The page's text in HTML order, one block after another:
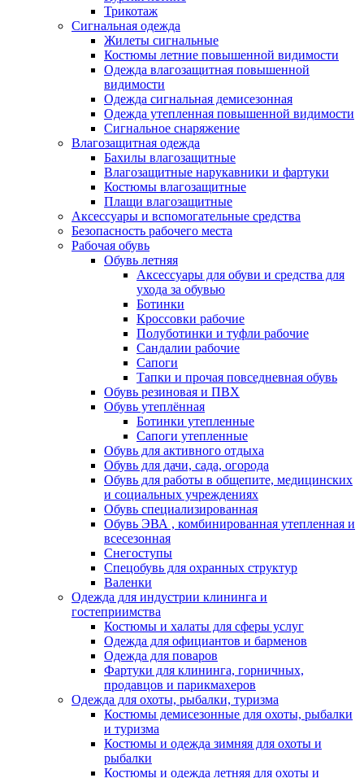
Трикотаж
Сигнальная одежда
Жилеты сигнальные
Костюмы летние повышенной видимости
Одежда влагозащитная повышенной
видимости
Одежда сигнальная демисезонная
Одежда утепленная повышенной видимости
Сигнальное снаряжение
Влагозащитная одежда
Бахилы влагозащитные
Влагозащитные нарукавники и фартуки
Костюмы влагозащитные
Плащи влагозащитные
Аксессуары и вспомогательные средства
Безопасность рабочего места
Рабочая обувь
Обувь летняя
Аксессуары для обуви и средства для
ухода за обувью
Ботинки
Кроссовки рабочие
Полуботинки и туфли рабочие
Сандалии рабочие
Сапоги
Тапки и прочая повседневная обувь
Обувь резиновая и ПВХ
Обувь утеплённая
Ботинки утепленные
Сапоги утепленные
Обувь для активного отдыха
Обувь для дачи, сада, огорода
Обувь для работы в общепите, медицинских
и социальных учреждениях
Обувь специализированная
Обувь ЭВА , комбинированная утепленная и
всесезонная
Снегоступы
Спецобувь для охранных структур
Валенки
Одежда для индустрии клининга и
гостеприимства
Костюмы и халаты для сферы услуг
Одежда для официантов и барменов
Одежда для поваров
Фартуки для клининга, горничных,
продавцов и парикмахеров
Одежда для охоты, рыбалки, туризма
Костюмы демисезонные для охоты, рыбалки
и туризма
Костюмы и одежда зимняя для охоты и
рыбалки
Костюмы и одежда летняя для охоты и